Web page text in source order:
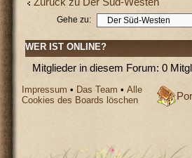
Zurück zu Der Süd-Westen
Gehe zu:
WER IST ONLINE?
Mitglieder in diesem Forum: 0
Impressum • Das Team •Alle
Cookies des Boards löschen